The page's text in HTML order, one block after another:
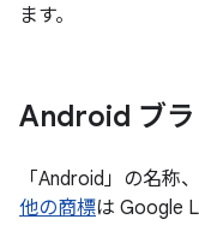
ます。
Android ブラ
「Android」の名称、
他の商標は Google